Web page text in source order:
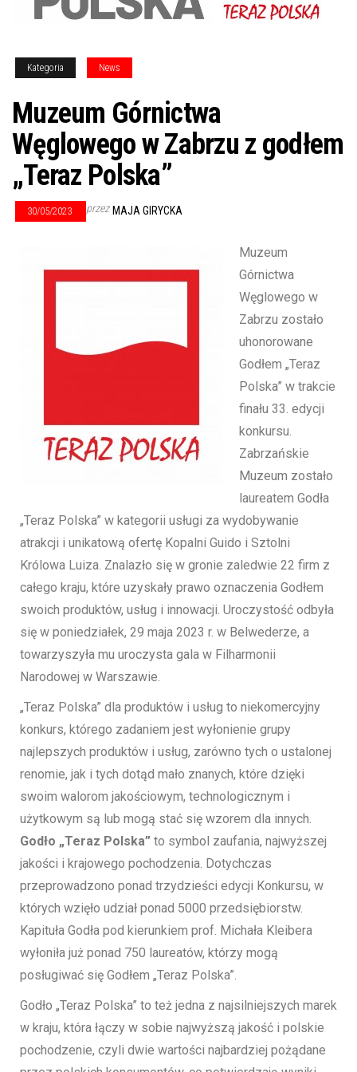
Kategoria News
Muzeum Górnictwa
Węglowego w Zabrzu z godłem
„Teraz Polska”
30/05/2023 przez MAJA GIRYCKA
Muzeum
Górnictwa
Węglowego w
Zabrzu zostało
uhonorowane
Godłem „Teraz
Polska” w trakcie
finału 33. edycji
konkursu.
Zabrzańskie
Muzeum zostało
laureatem Godła
„Teraz Polska” w kategorii usługi za wydobywanie
atrakcji i unikatową ofertę Kopalni Guido i Sztolni
Królowa Luiza. Znalazło się w gronie zaledwie 22 firm z
całego kraju, które uzyskały prawo oznaczenia Godłem
swoich produktów, usług i innowacji. Uroczystość odbyła
się w poniedziałek, 29 maja 2023 r. w Belwederze, a
towarzyszyła mu uroczysta gala w Filharmonii
Narodowej w Warszawie.
„Teraz Polska” dla produktów i usług to niekomercyjny
konkurs, którego zadaniem jest wyłonienie grupy
najlepszych produktów i usług, zarówno tych o ustalonej
renomie, jak i tych dotąd mało znanych, które dzięki
swoim walorom jakościowym, technologicznym i
użytkowym są lub mogą stać się wzorem dla innych.
Godło „Teraz Polska” to symbol zaufania, najwyższej
jakości i krajowego pochodzenia. Dotychczas
przeprowadzono ponad trzydzieści edycji Konkursu, w
których wzięło udział ponad 5000 przedsiębiorstw.
Kapituła Godła pod kierunkiem prof. Michała Kleibera
wyłoniła już ponad 750 laureatów, którzy mogą
posługiwać się Godłem „Teraz Polska”.
Godło „Teraz Polska” to też jedna z najsilniejszych marek
w kraju, która łączy w sobie najwyższą jakość i polskie
pochodzenie, czyli dwie wartości najbardziej pożądane